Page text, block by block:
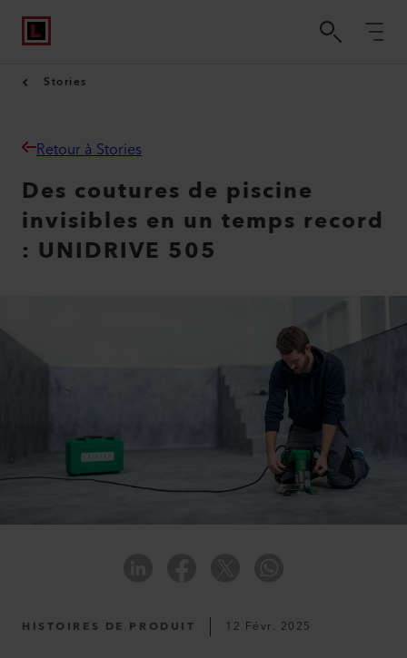
Stories
Retour à Stories
Des coutures de piscine
invisibles en un temps record
: UNIDRIVE 505
HISTOIRES DE PRODUIT 12 Févr. 2025